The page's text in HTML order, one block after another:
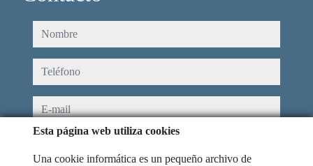
nombre
teléfono
e-mail
Esta página web utiliza cookies
Una cookie informática es un pequeño archivo de